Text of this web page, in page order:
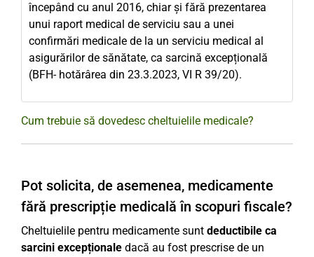
începând cu anul 2016, chiar și fără prezentarea
unui raport medical de serviciu sau a unei
confirmări medicale de la un serviciu medical al
asigurărilor de sănătate, ca sarcină excepțională
(BFH- hotărârea din 23.3.2023, VI R 39/20).
Cum trebuie să dovedesc cheltuielile medicale?
Pot solicita, de asemenea, medicamente
fără prescripție medicală în scopuri fiscale?
Cheltuielile pentru medicamente sunt deductibile ca
sarcini excepționale dacă au fost prescrise de un